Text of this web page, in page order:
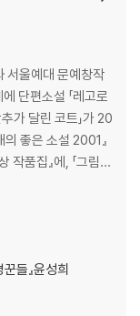
서울예대 문예창작
단편소설 「레고로
가 달린 코트」가 20
의 좋은 소설 2001』
작품집』에, 「그림자
었다. 「유턴지점에
랑」으로 2011년 1
들』윤성희